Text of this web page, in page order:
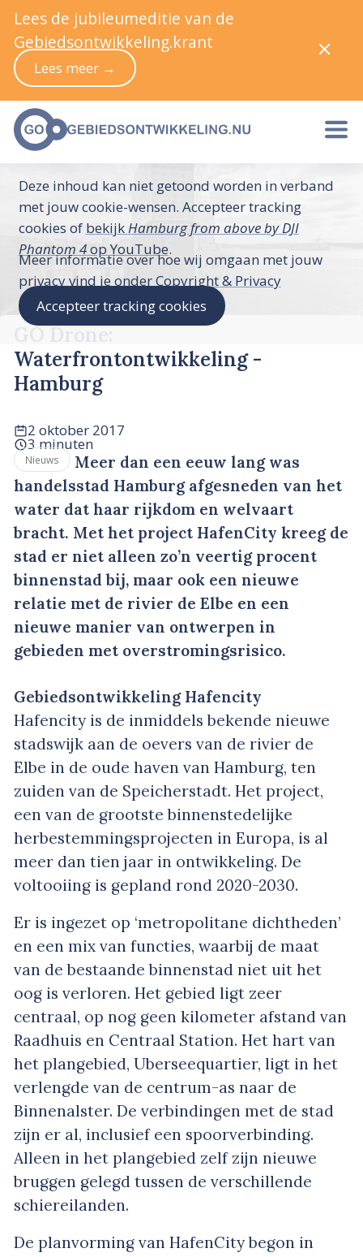
Deze inhoud kan niet getoond worden in verband
met jouw cookie-wensen. Accepteer tracking
cookies of bekijkHamburg from above by DJI
Phantom 4op YouTube.
Meer informatie over hoe wij omgaan met jouw
privacy vind je onderCopyright & Privacy
Accepteer tracking cookies
Waterfrontontwikkeling -
Hamburg
2 oktober 2017
3 minuten
Nieuws
Meer dan een eeuw lang was
handelsstad Hamburg afgesneden van het
water dat haar rijkdom en welvaart
bracht. Met het project HafenCity kreeg de
stad er niet alleen zo’n veertig procent
binnenstad bij, maar ook een nieuwe
relatie met de rivier de Elbe en een
nieuwe manier van ontwerpen in
gebieden met overstromingsrisico.
Gebiedsontwikkeling Hafencity
Hafencity is de inmiddels bekende nieuwe
stadswijk aan de oevers van de rivier de
Elbe in de oude haven van Hamburg, ten
zuiden van de Speicherstadt. Het project,
een van de grootste binnenstedelijke
herbestemmingsprojecten in Europa, is al
meer dan tien jaar in ontwikkeling. De
voltooiing is gepland rond 2020-2030.
Er is ingezet op ‘metropolitane dichtheden’
en een mix van functies, waarbij de maat
van de bestaande binnenstad niet uit het
oog is verloren. Het gebied ligt zeer
centraal, op nog geen kilometer afstand van
Raadhuis en Centraal Station. Het hart van
het plangebied, Uberseequartier, ligt in het
verlengde van de centrum-as naar de
Binnenalster. De verbindingen met de stad
zijn er al, inclusief een spoorverbinding.
Alleen in het plangebied zelf zijn nieuwe
bruggen gelegd tussen de verschillende
schiereilanden.
De planvorming van HafenCity begon in
Lees de jubileumeditie van de
Gebiedsontwikkeling.krant
Lees meer →